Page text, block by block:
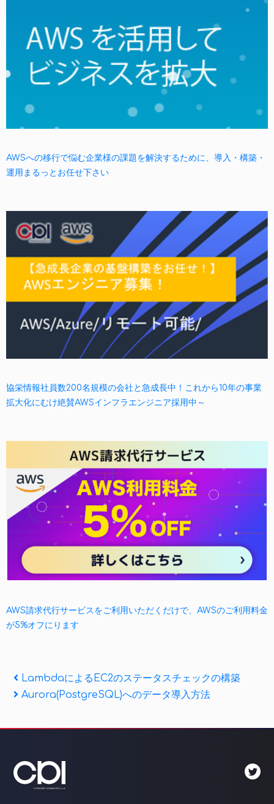
AWSへの移行で悩む企業様の課題を解決するために、導入・構築・
運用まるっとお任せ下さい
協栄情報社員数200名規模の会社と急成長中！これから10年の事業
拡大化にむけ絶賛AWSインフラエンジニア採用中～
AWS請求代行サービスをご利用いただくだけで、AWSのご利用料金
が5%オフにります
投
稿
ナ
ゲ
Previous
Post
LambdaによるEC2のステータスチェックの構築
Next
Aurora(PostgreSQL)へのデータ導入方法